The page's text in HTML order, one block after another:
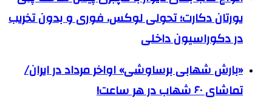
یورتان دکارت؛ تحولی لوکس، فوری و بدون تخریب
در دکوراسیون داخلی
«بارش شهابی برساوشی» اواخر مرداد در ایران/
تماشای ۶۰ شهاب در هر ساعت!